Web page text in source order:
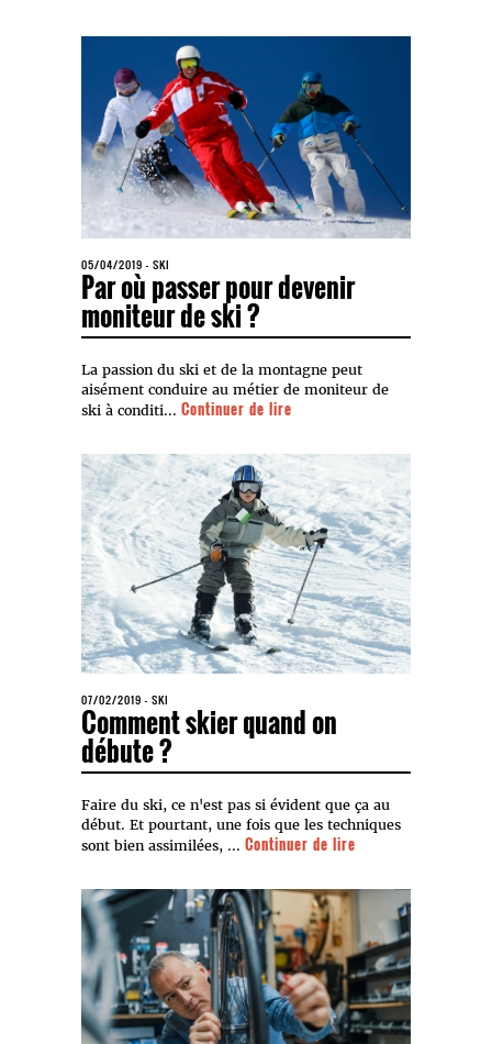
05/04/2019 - SKI
Par où passer pour devenir
moniteur de ski ?
La passion du ski et de la montagne peut
aisément conduire au métier de moniteur de
ski à conditi... Continuer de lire
07/02/2019 - SKI
Comment skier quand on
débute ?
Faire du ski, ce n'est pas si évident que ça au
début. Et pourtant, une fois que les techniques
sont bien assimilées, ... Continuer de lire